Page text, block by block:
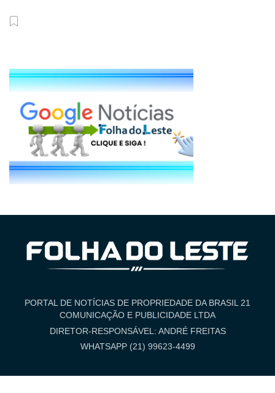
PORTAL DE NOTÍCIAS DE PROPRIEDADE DA BRASIL 21
COMUNICAÇÃO E PUBLICIDADE LTDA
DIRETOR-RESPONSÁVEL: ANDRÉ FREITAS
WHATSAPP (21) 99623-4499